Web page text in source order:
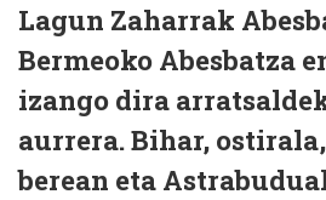
Lagun Zaharrak
Bermeoko Abesbatza
izango dira
aurrera. Bihar,
berean eta